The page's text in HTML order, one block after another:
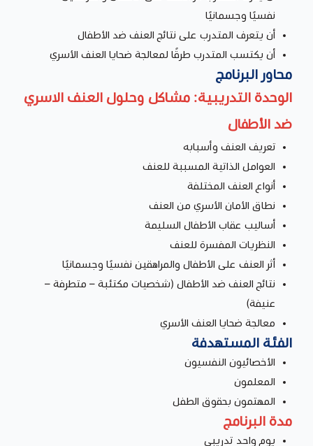
نفسيًا وجسمانيًا
أن يتعرف المتدرب على نتائج العنف ضد الأطفال
أن يكتسب المتدرب طرقًا لمعالجة ضحايا العنف الأسري
محاور البرنامج
الوحدة التدريبية: مشاكل وحلول العنف الاسري
ضد الأطفال
تعريف العنف وأسبابه
العوامل الذاتية المسببة للعنف
أنواع العنف المختلفة
نطاق الأمان الأسري من العنف
أساليب عقاب الأطفال السليمة
النظريات المفسرة للعنف
أثر العنف على الأطفال والمراهقين نفسيًا وجسمانيًا
نتائج العنف ضد الأطفال (شخصيات مكتئبة – متطرفة –
عنيفة)
معالجة ضحايا العنف الأسري
الفئة المستهدفة
الأخصائيون النفسيون
المعلمون
المهتمون بحقوق الطفل
مدة البرنامج
يوم واحد تدريبي